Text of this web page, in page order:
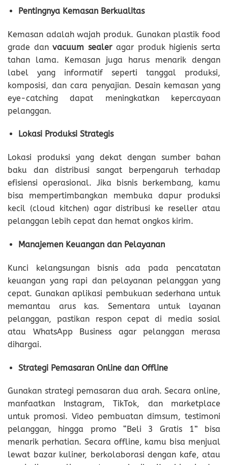
Pentingnya Kemasan Berkualitas
Kemasan adalah wajah produk. Gunakan plastik food
grade danvacuum sealeragar produk higienis serta
tahan lama. Kemasan juga harus menarik dengan
label yang informatif seperti tanggal produksi,
komposisi, dan cara penyajian. Desain kemasan yang
eye-catching dapat meningkatkan kepercayaan
pelanggan.
Lokasi Produksi Strategis
Lokasi produksi yang dekat dengan sumber bahan
baku dan distribusi sangat berpengaruh terhadap
efisiensi operasional. Jika bisnis berkembang, kamu
bisa mempertimbangkan membuka dapur produksi
kecil (cloud kitchen) agar distribusi ke reseller atau
pelanggan lebih cepat dan hemat ongkos kirim.
Manajemen Keuangan dan Pelayanan
Kunci kelangsungan bisnis ada pada pencatatan
keuangan yang rapi dan pelayanan pelanggan yang
cepat. Gunakan aplikasi pembukuan sederhana untuk
memantau arus kas. Sementara untuk layanan
pelanggan, pastikan respon cepat di media sosial
atau WhatsApp Business agar pelanggan merasa
dihargai.
Strategi Pemasaran Online dan Offline
Gunakan strategi pemasaran dua arah. Secara online,
manfaatkan Instagram, TikTok, dan marketplace
untuk promosi. Video pembuatan dimsum, testimoni
pelanggan, hingga promo “Beli 3 Gratis 1” bisa
menarik perhatian. Secara offline, kamu bisa menjual
lewat bazar kuliner, berkolaborasi dengan kafe, atau